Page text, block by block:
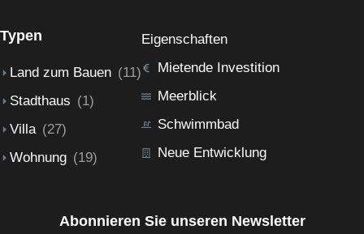
Typen
Land zum Bauen (11)
Stadthaus (1)
Villa (27)
Wohnung (19)
Eigenschaften
Mietende Investition
Meerblick
Schwimmbad
Neue Entwicklung
Abonnieren Sie unseren Newsletter